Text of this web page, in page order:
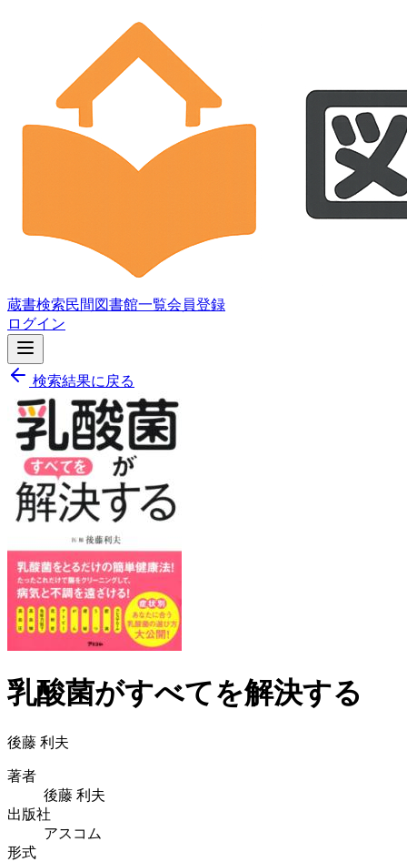
蔵書検索民間図書館一覧会員登録
ログイン
検索結果に戻る
乳酸菌がすべてを解決する
後藤 利夫
著者
後藤 利夫
出版社
アスコム
形式